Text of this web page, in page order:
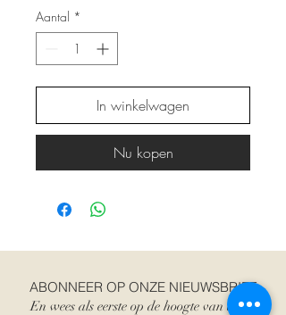
Aantal *
In winkelwagen
Nu kopen
ABONNEER OP ONZE NIEUWSBRIEF
En wees als eerste op de hoogte van acties